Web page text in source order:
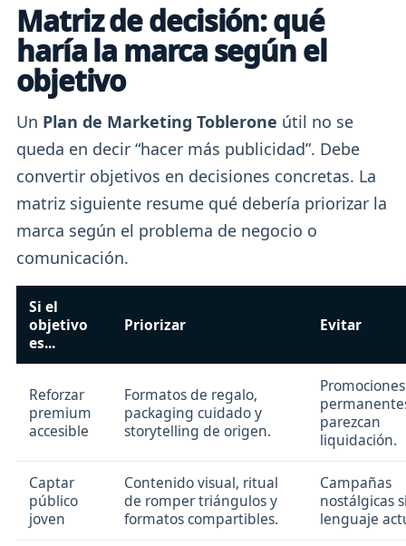
Matriz de decisión: qué
haría la marca según el
objetivo
Un Plan de Marketing Toblerone útil no se
queda en decir “hacer más publicidad”. Debe
convertir objetivos en decisiones concretas. La
matriz siguiente resume qué debería priorizar la
marca según el problema de negocio o
comunicación.
Si el
objetivo
es...
Priorizar Evitar
Reforzar
premium
accesible
Formatos de regalo,
packaging cuidado y
storytelling de origen.
Promociones
parezcan
liquidación.
Captar
público
joven
Contenido visual, ritual
de romper triángulos y
formatos compartibles.
Campañas
nostálgicas
lenguaje